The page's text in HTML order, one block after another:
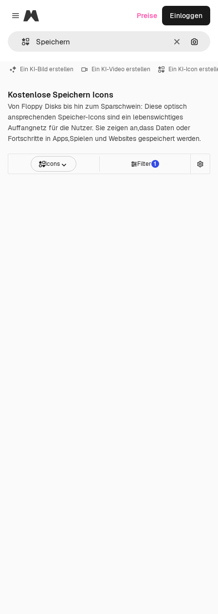
Close menu
Magnific
LöschenNach
Preise Einloggen
Ein KI-Bild erstellen Ein KI-Video erstellen Ein KI-Icon
Kostenlose Speichern Icons
Von Floppy Disks bis hin zum Sparschwein: Diese optisch
ansprechenden Speicher-Icons sind ein lebenswichtiges
Auffangnetz für die Nutzer. Sie zeigen an,dass Daten oder
Fortschritte in Apps,Spielen und Websites gespeichert werden.
Icons Filter 1